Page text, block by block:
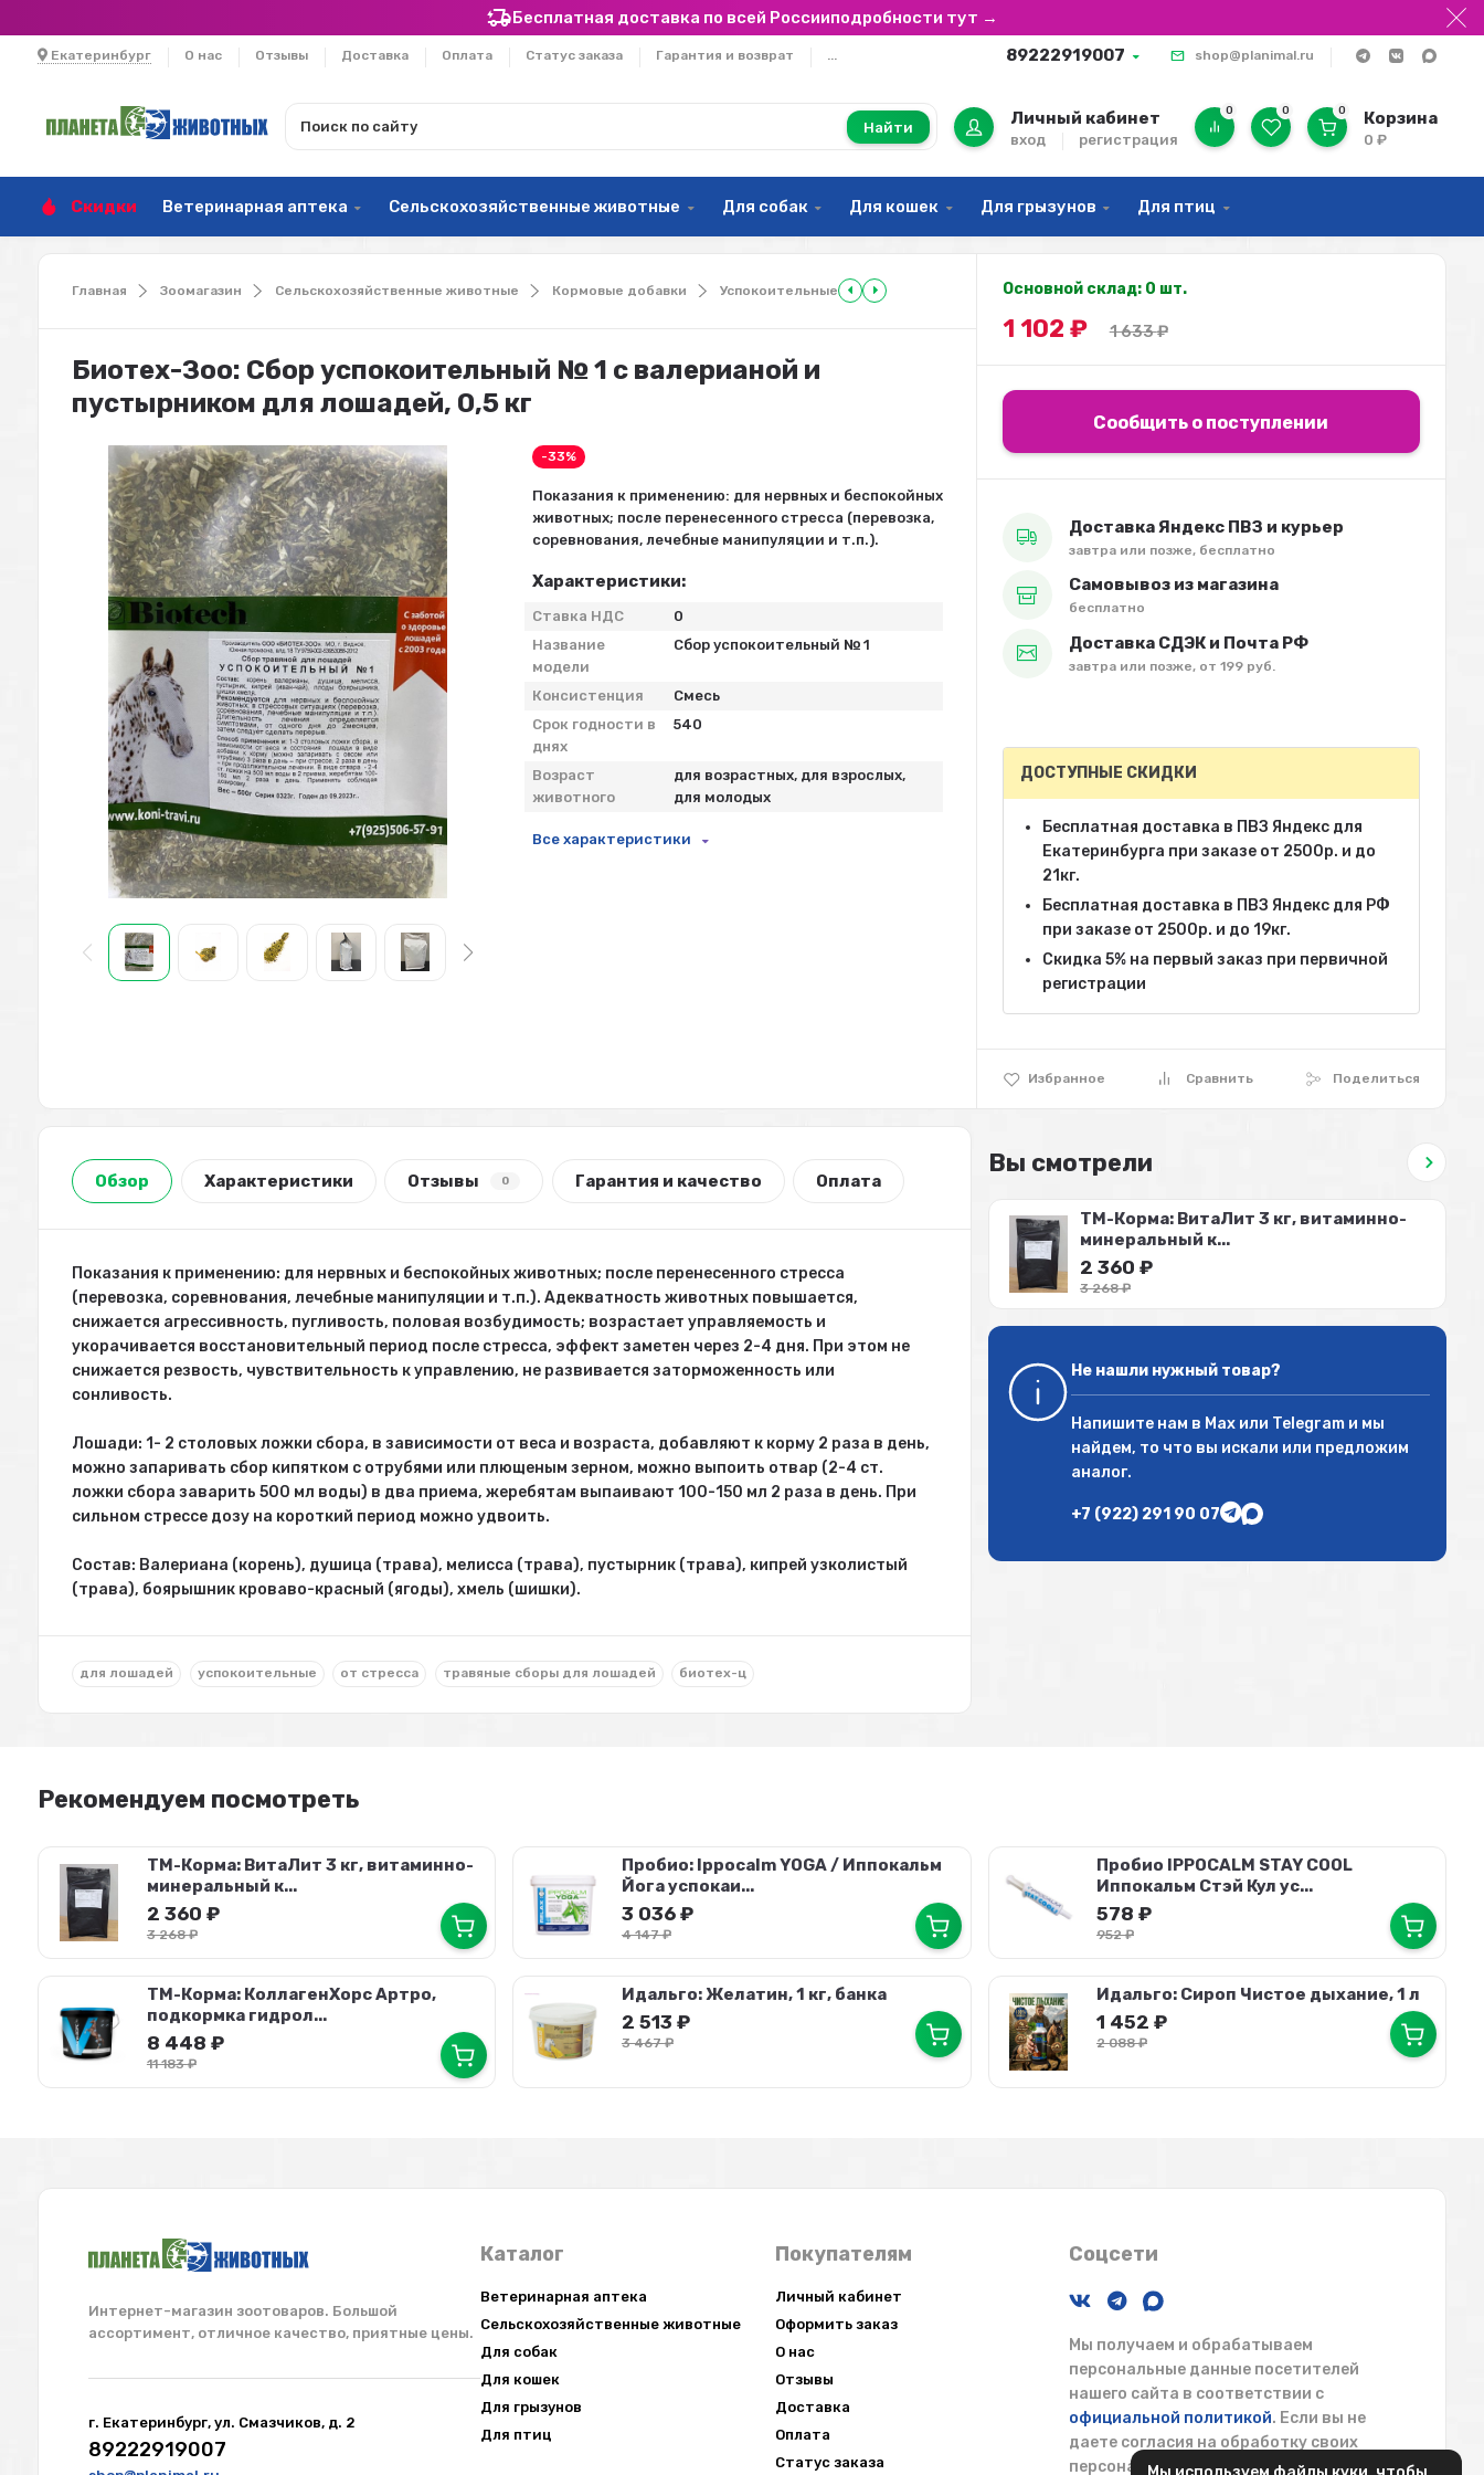
Бесплатная доставка по всей Россииподробности тут →
Екатеринбург О нас Отзывы Доставка Оплата Статус заказа Гарантия и возврат ... 89222919007 shop@planimal.ru
Найти Личный кабинет
вход регистрация
0 0 0 Корзина
0₽
Скидки Ветеринарная аптека Сельскохозяйственные животные Для собак Для кошек Для грызунов Для птиц
Главная Зоомагазин Сельскохозяйственные животные Кормовые добавки Успокоительные
Биотех-Зоо: Сбор успокоительный № 1 с валерианой и
пустырником для лошадей, 0,5 кг
-33%
Показания к применению: для нервных и беспокойных
животных; после перенесенного стресса (перевозка,
соревнования, лечебные манипуляции и т.п.).
Характеристики:
Ставка НДС
0
Название
модели
Сбор успокоительный № 1
Консистенция
Смесь
Срок годности в
днях
540
Возраст
животного
для возрастных, для взрослых,
для молодых
Все характеристики
Основной склад: 0 шт.
1 102 ₽ 1 633₽
Сообщить о поступлении
Доставка Яндекс ПВЗ и курьер
завтра или позже, бесплатно
Самовывоз из магазина
бесплатно
Доставка СДЭК и Почта РФ
завтра или позже, от 199 руб.
Избранное Сравнить Поделиться
ДОСТУПНЫЕ СКИДКИ
Бесплатная доставка в ПВЗ Яндекс для
Екатеринбурга при заказе от 2500р. и до
21кг.
Бесплатная доставка в ПВЗ Яндекс для РФ
при заказе от 2500р. и до 19кг.
Скидка 5% на первый заказ при первичной
регистрации
Обзор Характеристики Отзывы 0 Гарантия и качество Оплата
Показания к применению: для нервных и беспокойных животных; после перенесенного стресса
(перевозка, соревнования, лечебные манипуляции и т.п.). Адекватность животных повышается,
снижается агрессивность, пугливость, половая возбудимость; возрастает управляемость и
укорачивается восстановительный период после стресса, эффект заметен через 2-4 дня. При этом не
снижается резвость, чувствительность к управлению, не развивается заторможенность или
сонливость.
Лошади: 1- 2 столовых ложки сбора, в зависимости от веса и возраста, добавляют к корму 2 раза в день,
можно запаривать сбор кипятком с отрубями или плющеным зерном, можно выпоить отвар (2-4 ст.
ложки сбора заварить 500 мл воды) в два приема, жеребятам выпаивают 100-150 мл 2 раза в день. При
сильном стрессе дозу на короткий период можно удвоить.
Состав: Валериана (корень), душица (трава), мелисса (трава), пустырник (трава), кипрей узколистый
(трава), боярышник кроваво-красный (ягоды), хмель (шишки).
для лошадей успокоительные от стресса травяные сборы для лошадей биотех-ц
Вы смотрели
ТМ-Корма: ВитаЛит 3 кг, витаминно-
минеральный к...
2 360₽
3 268₽
Не нашли нужный товар?
Напишите нам в Maxили Telegramи мы
найдем, то что вы искали или предложим
аналог.
+7 (922) 291 90 07
Рекомендуем посмотреть
ТМ-Корма: ВитаЛит 3 кг, витаминно-
минеральный к...
2 360 ₽
3 268₽
Пробио: Ippocalm YOGA / Иппокальм
Йога успокаи...
3 036 ₽
4 147₽
Пробио IPPOCALM STAY COOL
Иппокальм Стэй Кул ус...
578 ₽
952₽
ТМ-Корма: КоллагенХорс Артро,
подкормка гидрол...
8 448 ₽
11 183₽
Идальго: Желатин, 1 кг, банка
2 513 ₽
3 467₽
Идальго: Сироп Чистое дыхание, 1 л
1 452 ₽
2 088₽
Интернет-магазин зоотоваров. Большой
ассортимент, отличное качество, приятные цены.
г. Екатеринбург, ул. Смазчиков, д. 2
89222919007
Каталог
Ветеринарная аптека
Сельскохозяйственные животные
Для собак
Для кошек
Для грызунов
Для птиц
Покупателям
Личный кабинет
Оформить заказ
О нас
Отзывы
Доставка
Оплата
Статус заказа
Соцсети
Мы получаем и обрабатываем
персональные данные посетителей
нашего сайта в соответствии с
официальной политикой. Если вы не
даете согласия на обработку своих
персональных данных, вам необходимо